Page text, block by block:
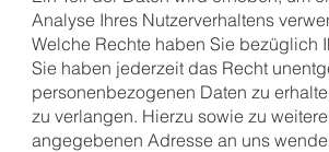
Analyse Ihres Nutzerverhaltens
Welche Rechte haben Sie bezüglich
Sie haben jederzeit das Recht
personenbezogenen Daten zu
zu verlangen. Hierzu sowie zu
angegebenen Adresse an uns